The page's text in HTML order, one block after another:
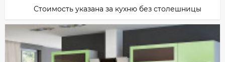
Стоимость указана за кухню без столешницы